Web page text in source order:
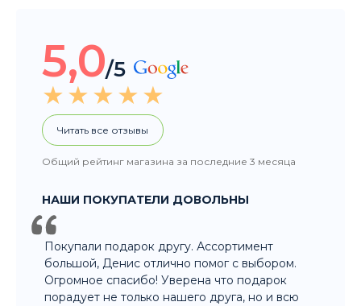
5,0/5
Читать все отзывы
Общий рейтинг магазина за последние 3 месяца
НАШИ ПОКУПАТЕЛИ ДОВОЛЬНЫ
Покупали подарок другу. Ассортимент
большой, Денис отлично помог с выбором.
Огромное спасибо! Уверена что подарок
порадует не только нашего друга, но и всю